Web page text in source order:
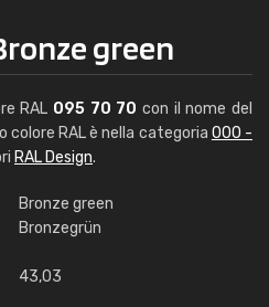
green
RAL 095 70 70 con il nome del
colore RAL è nella categoria 000 -
RAL Design.
Bronze green
Bronzegrün
43,03